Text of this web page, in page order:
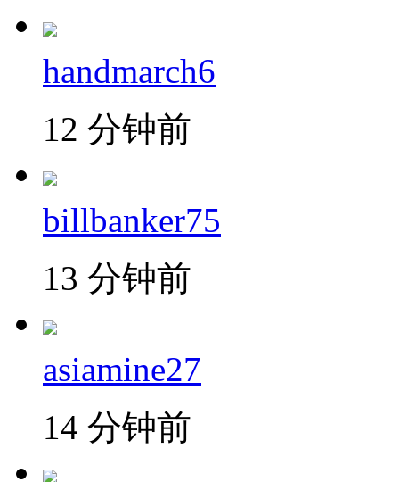
handmarch6
12 分钟前
billbanker75
13 分钟前
asiamine27
14 分钟前